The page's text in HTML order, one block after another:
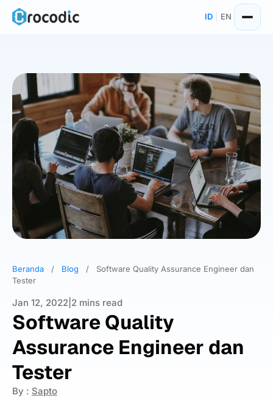
ID EN
Beranda / Blog /
Software Quality Assurance Engineer dan
Tester
Jan 12, 2022 2 mins read
Software Quality
Assurance Engineer dan
Tester
By : Sapto